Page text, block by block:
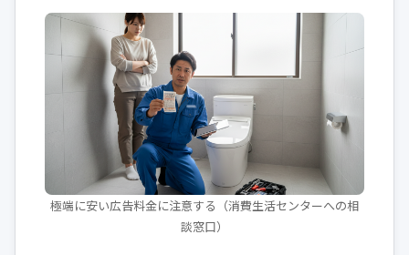
極端に安い広告料金に注意する（消費生活センターへの相
談窓口）